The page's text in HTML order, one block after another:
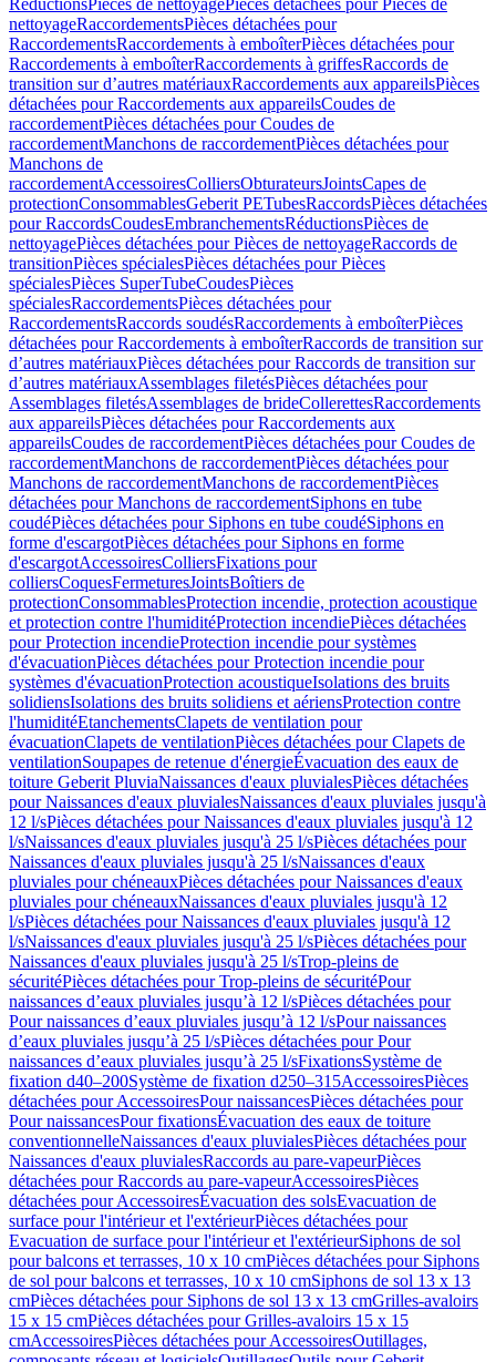
RéductionsPièces de nettoyagePièces détachées pour Pièces de
nettoyageRaccordementsPièces détachées pour
RaccordementsRaccordements à emboîterPièces détachées pour
Raccordements à emboîterRaccordements à griffesRaccords de
transition sur d’autres matériauxRaccordements aux appareilsPièces
détachées pour Raccordements aux appareilsCoudes de
raccordementPièces détachées pour Coudes de
raccordementManchons de raccordementPièces détachées pour
Manchons de
raccordementAccessoiresColliersObturateursJointsCapes de
protectionConsommablesGeberit PETubesRaccordsPièces détachées
pour RaccordsCoudesEmbranchementsRéductionsPièces de
nettoyagePièces détachées pour Pièces de nettoyageRaccords de
transitionPièces spécialesPièces détachées pour Pièces
spécialesPièces SuperTubeCoudesPièces
spécialesRaccordementsPièces détachées pour
RaccordementsRaccords soudésRaccordements à emboîterPièces
détachées pour Raccordements à emboîterRaccords de transition sur
d’autres matériauxPièces détachées pour Raccords de transition sur
d’autres matériauxAssemblages filetésPièces détachées pour
Assemblages filetésAssemblages de brideCollerettesRaccordements
aux appareilsPièces détachées pour Raccordements aux
appareilsCoudes de raccordementPièces détachées pour Coudes de
raccordementManchons de raccordementPièces détachées pour
Manchons de raccordementManchons de raccordementPièces
détachées pour Manchons de raccordementSiphons en tube
coudéPièces détachées pour Siphons en tube coudéSiphons en
forme d'escargotPièces détachées pour Siphons en forme
d'escargotAccessoiresColliersFixations pour
colliersCoquesFermeturesJointsBoîtiers de
protectionConsommablesProtection incendie, protection acoustique
et protection contre l'humiditéProtection incendiePièces détachées
pour Protection incendieProtection incendie pour systèmes
d'évacuationPièces détachées pour Protection incendie pour
systèmes d'évacuationProtection acoustiqueIsolations des bruits
solidiensIsolations des bruits solidiens et aériensProtection contre
l'humiditéEtanchementsClapets de ventilation pour
évacuationClapets de ventilationPièces détachées pour Clapets de
ventilationSoupapes de retenue d'énergieÉvacuation des eaux de
toiture Geberit PluviaNaissances d'eaux pluvialesPièces détachées
pour Naissances d'eaux pluvialesNaissances d'eaux pluviales jusqu'à
12 l/sPièces détachées pour Naissances d'eaux pluviales jusqu'à 12
l/sNaissances d'eaux pluviales jusqu'à 25 l/sPièces détachées pour
Naissances d'eaux pluviales jusqu'à 25 l/sNaissances d'eaux
pluviales pour chéneauxPièces détachées pour Naissances d'eaux
pluviales pour chéneauxNaissances d'eaux pluviales jusqu'à 12
l/sPièces détachées pour Naissances d'eaux pluviales jusqu'à 12
l/sNaissances d'eaux pluviales jusqu'à 25 l/sPièces détachées pour
Naissances d'eaux pluviales jusqu'à 25 l/sTrop-pleins de
sécuritéPièces détachées pour Trop-pleins de sécuritéPour
naissances d’eaux pluviales jusqu’à 12 l/sPièces détachées pour
Pour naissances d’eaux pluviales jusqu’à 12 l/sPour naissances
d’eaux pluviales jusqu’à 25 l/sPièces détachées pour Pour
naissances d’eaux pluviales jusqu’à 25 l/sFixationsSystème de
fixation d40–200Système de fixation d250–315AccessoiresPièces
détachées pour AccessoiresPour naissancesPièces détachées pour
Pour naissancesPour fixationsÉvacuation des eaux de toiture
conventionnelleNaissances d'eaux pluvialesPièces détachées pour
Naissances d'eaux pluvialesRaccords au pare-vapeurPièces
détachées pour Raccords au pare-vapeurAccessoiresPièces
détachées pour AccessoiresÉvacuation des solsEvacuation de
surface pour l'intérieur et l'extérieurPièces détachées pour
Evacuation de surface pour l'intérieur et l'extérieurSiphons de sol
pour balcons et terrasses, 10 x 10 cmPièces détachées pour Siphons
de sol pour balcons et terrasses, 10 x 10 cmSiphons de sol 13 x 13
cmPièces détachées pour Siphons de sol 13 x 13 cmGrilles-avaloirs
15 x 15 cmPièces détachées pour Grilles-avaloirs 15 x 15
cmAccessoiresPièces détachées pour AccessoiresOutillages,